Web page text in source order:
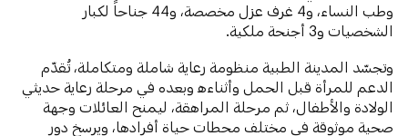
وطب النساء، و4 غرف عزل مخصصة، و44 جناحاً لكبار
الشخصيات و3 أجنحة ملكية.
وتجسّد المدينة الطبية منظومة رعاية شاملة ومتكاملة، تُقدّم
الدعم للمرأة قبل الحمل وأثناءه وبعده في مرحلة رعاية حديثي
الولادة والأطفال، ثم مرحلة المراهقة، ليمنح العائلات وجهة
صحية موثوقة في مختلف محطات حياة أفرادها، ويرسخ دور